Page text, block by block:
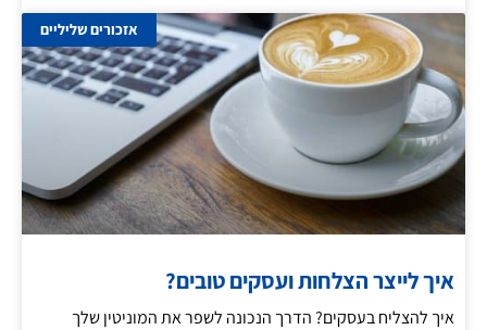
אזכורים שליליים
איך לייצר הצלחות ועסקים טובים?
איך להצליח בעסקים? הדרך הנכונה לשפר את המוניטין שלך